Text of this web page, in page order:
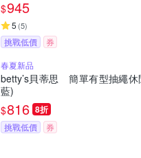
$945
5 (5)
挑戰低價
券
春夏新品
betty’s貝蒂思 簡單有型抽繩
藍)
$816 8折
挑戰低價 券